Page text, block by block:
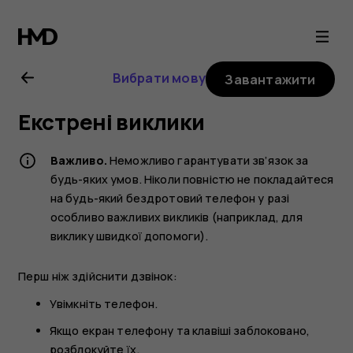
Посібник
користувача
Nokia
8.1
Вибрати мову Завантажити
Екстрені виклики
Важливо. Неможливо гарантувати зв’язок за
будь-яких умов. Ніколи повністю не покладайтеся
на будь-який бездротовий телефон у разі
особливо важливих викликів (наприклад, для
виклику швидкої допомоги).
Перш ніж здійснити дзвінок:
Увімкніть телефон.
Якщо екран телефону та клавіші заблоковано,
розблокуйте їх.